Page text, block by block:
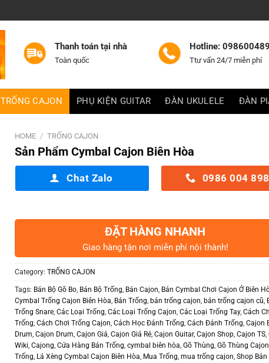
Thanh toán tại nhà
Toàn quốc
Hotline:
Ttư vấn 24/7 miễn phí
TRỐNG CAJON PHỤ KIỆN GUITAR ĐÀN UKULELE ĐÀN
HOME / TRỐNG CAJON
Sản Phẩm Cymbal Cajon Biên Hòa
Chat Zalo 0986 004 898
ĐẶT HÀNG NHANH
Giao hàng tận nơi miễn phí nội thành!
Category:TRỐNG CAJON
Tags: Bán Bộ Gõ Bo, Bán Bộ Trống, Bán Cajon, Bán Cymbal Chơi Cajon Ở Biên
Cymbal Trống Cajon Biên Hòa, Bán Trống, bán trống cajon, bán trống cajon cũ,
Trống Snare,Các Loại Trống,Các Loại Trống Cajon,Các Loại Trống Tay,Cách
Trống,Cách Chơi Trống Cajon,Cách Học Đánh Trống,Cách Đánh Trống,Cajon
Drum,Cajon Drum,Cajon Giá,Cajon Giá Rẻ,Cajon Guitar,Cajon Shop,Cajon TS,
Wiki,Cajong,Cửa Hàng Bán Trống,cymbal biên hòa,Gõ Thùng,Gõ Thùng Cajon
Trống, Lá Xèng Cymbal Cajon Biên Hòa, Mua Trống,mua trống cajon,Shop Bán